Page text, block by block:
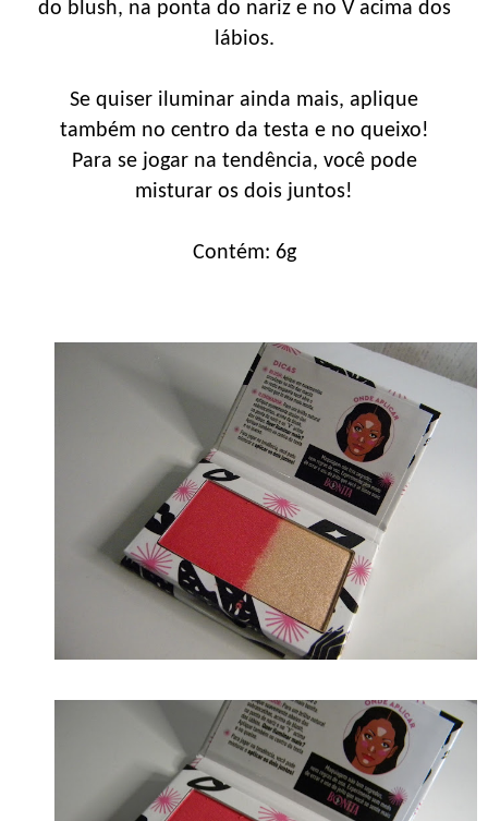
do blush, na ponta do nariz e no V acima dos
lábios.
Se quiser iluminar ainda mais, aplique
também no centro da testa e no queixo!
Para se jogar na tendência, você pode
misturar os dois juntos!
Contém: 6g